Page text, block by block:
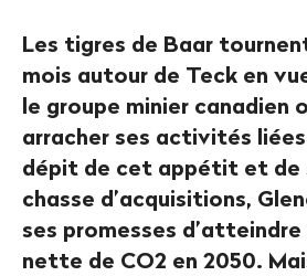
Les tigres de Baar
mois autour de Teck en
le groupe minier canadien
arracher ses activités liées
dépit de cet appétit et de
chasse d’acquisitions,
ses promesses
nette de CO2 en 2050.